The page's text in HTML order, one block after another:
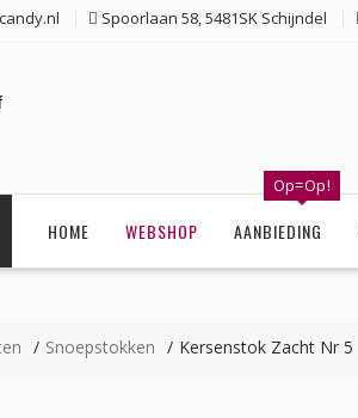
Spoorlaan 58, 5481SK Schijndel
HOME WEBSHOP AANBIEDING
Op=Op!
Snoepstokken Kersenstok Zacht Nr 5